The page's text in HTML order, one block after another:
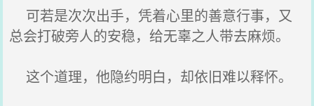
可若是次次出手，凭着心里的善意行事，又
总会打破旁人的安稳，给无辜之人带去麻烦。
这个道理，他隐约明白，却依旧难以释怀。